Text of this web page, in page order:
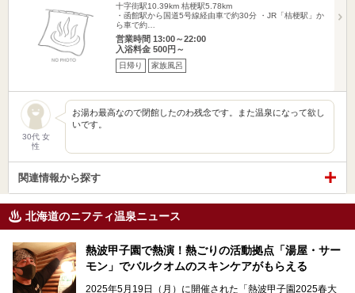
十字街駅10.39km 桔梗駅5.78km
・函館駅から国道5号線経由車で約30分 ・JR「桔梗駅」か
ら車で約…
営業時間 13:00～22:00
入浴料金 500円～
日帰り 家族風呂
30代 女
性
お湯わ最高なので閉館したのわ残念です。また温泉になって欲し
いです。
関連情報から探す
北海道のニフティ温泉ニュース
熱波甲子園で熱演！熱ごりの活動拠点「湯屋・サー
モン」でバルクオムのスキンケアがもらえる
2025年5月19日（月）に開催された「熱波甲子園2025春大